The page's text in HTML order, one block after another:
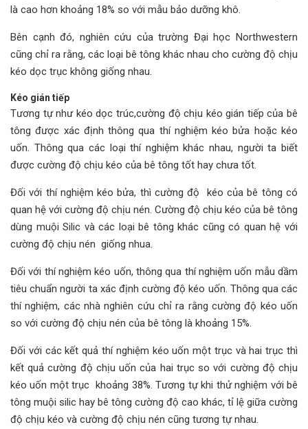
là cao hơn khoảng 18% so với mẫu bảo dưỡng khô.
Bên cạnh đó, nghiên cứu của trường Đại học Northwestern
cũng chỉ ra rằng, các loại bê tông khác nhau cho cường độ chịu
kéo dọc trục không giống nhau.
Kéo gián tiếp
Tương tự như kéo dọc trúc,cường độ chịu kéo gián tiếp của bê
tông được xác định thông qua thí nghiệm kéo bửa hoặc kéo
uốn. Thông qua các loại thí nghiệm khác nhau, người ta biết
được cường độ chịu kéo của bê tông tốt hay chưa tốt.
Đối với thí nghiệm kéo bửa, thì cường độ kéo của bê tông có
quan hệ với cường độ chịu nén. Cường độ chịu kéo của bê tông
dùng muội Silic và các loại bê tông khác cũng có quan hệ với
cường độ chịu nén giống nhua.
Đối với thí nghiệm kéo uốn, thông qua thí nghiệm uốn mẫu dầm
tiêu chuẩn người ta xác định cường độ kéo uốn. Thông qua các
thí nghiệm, các nhà nghiên cứu chỉ ra rằng cường độ kéo uốn
so với cường độ chịu nén của bê tông là khoảng 15%.
Đối với các kết quả thí nghiệm kéo uốn một trục và hai trục thì
kết quả cường độ chịu uốn của hai trục so với cường độ chịu
kéo uốn một trục khoảng 38%. Tương tự khi thử nghiệm với bê
tông muội silic hay bê tông cường độ cao khác, tỉ lệ giữa cường
độ chịu kéo và cường độ chịu nén cũng tương tự nhau.